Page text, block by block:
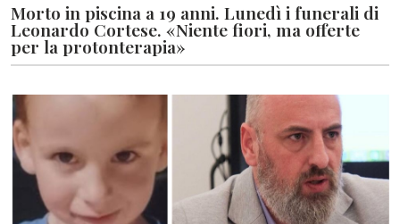
Morto in piscina a 19 anni. Lunedì i funerali di
Leonardo Cortese. «Niente fiori, ma offerte
per la protonterapia»